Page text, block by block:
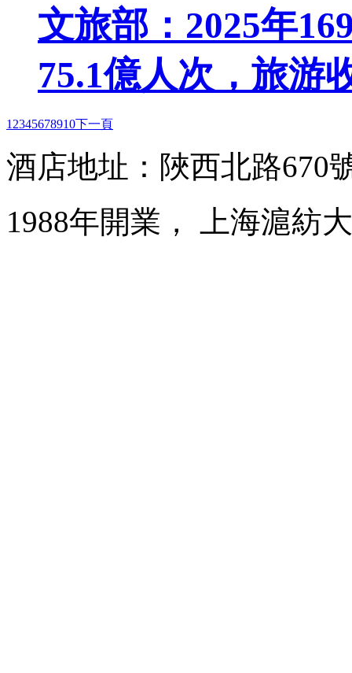
文旅部：2025年
75.1億人次，旅游
1 2345678910下一頁
酒店地址：陜西北路670
1988年開業， 上海滬